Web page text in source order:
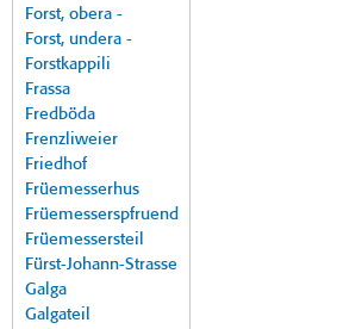
Forst, obera -
Forst, undera -
Forstkappili
Frassa
Fredböda
Frenzliweier
Friedhof
Früemesserhus
Früemesserspfruend
Früemessersteil
Fürst-Johann-Strasse
Galga
Galgateil